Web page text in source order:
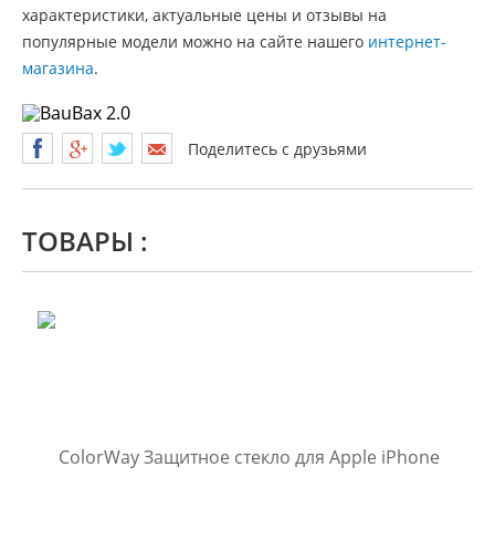
характеристики, актуальные цены и отзывы на
популярные модели можно на сайте нашего интернет-
магазина.
Поделитесь с друзьями
ТОВАРЫ :